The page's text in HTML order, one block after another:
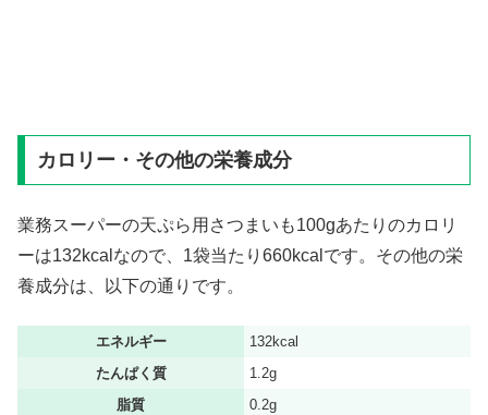
カロリー・その他の栄養成分
業務スーパーの天ぷら用さつまいも100gあたりのカロリ
ーは132kcalなので、1袋当たり660kcalです。その他の栄
養成分は、以下の通りです。
エネルギー
132kcal
たんぱく質
1.2g
脂質
0.2g